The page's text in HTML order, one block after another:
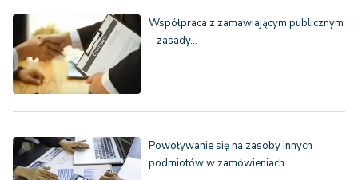
Współpraca z zamawiającym publicznym
– zasady…
Powoływanie się na zasoby innych
podmiotów w zamówieniach…